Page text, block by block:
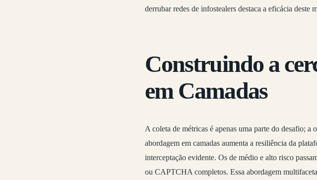
derrubar redes de infostealers destaca a eficácia deste
Construindo a
em Camadas
A coleta de métricas é apenas uma parte do desafio;
abordagem em camadas aumenta a resiliência da
interceptação evidente. Os de médio e alto risco
ou CAPTCHA completos. Essa abordagem